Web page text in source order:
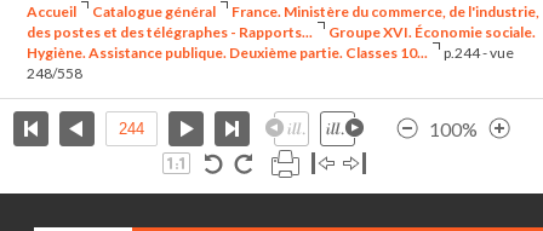
élévé
Accueil Catalogue général
France. Ministère du commerce, de l'industrie,
des postes et des télégraphes - Rapports...
Groupe XVI. Économie sociale.
Hygiène. Assistance publique. Deuxième partie. Classes 10...
p.244 - vue
248/558
100%